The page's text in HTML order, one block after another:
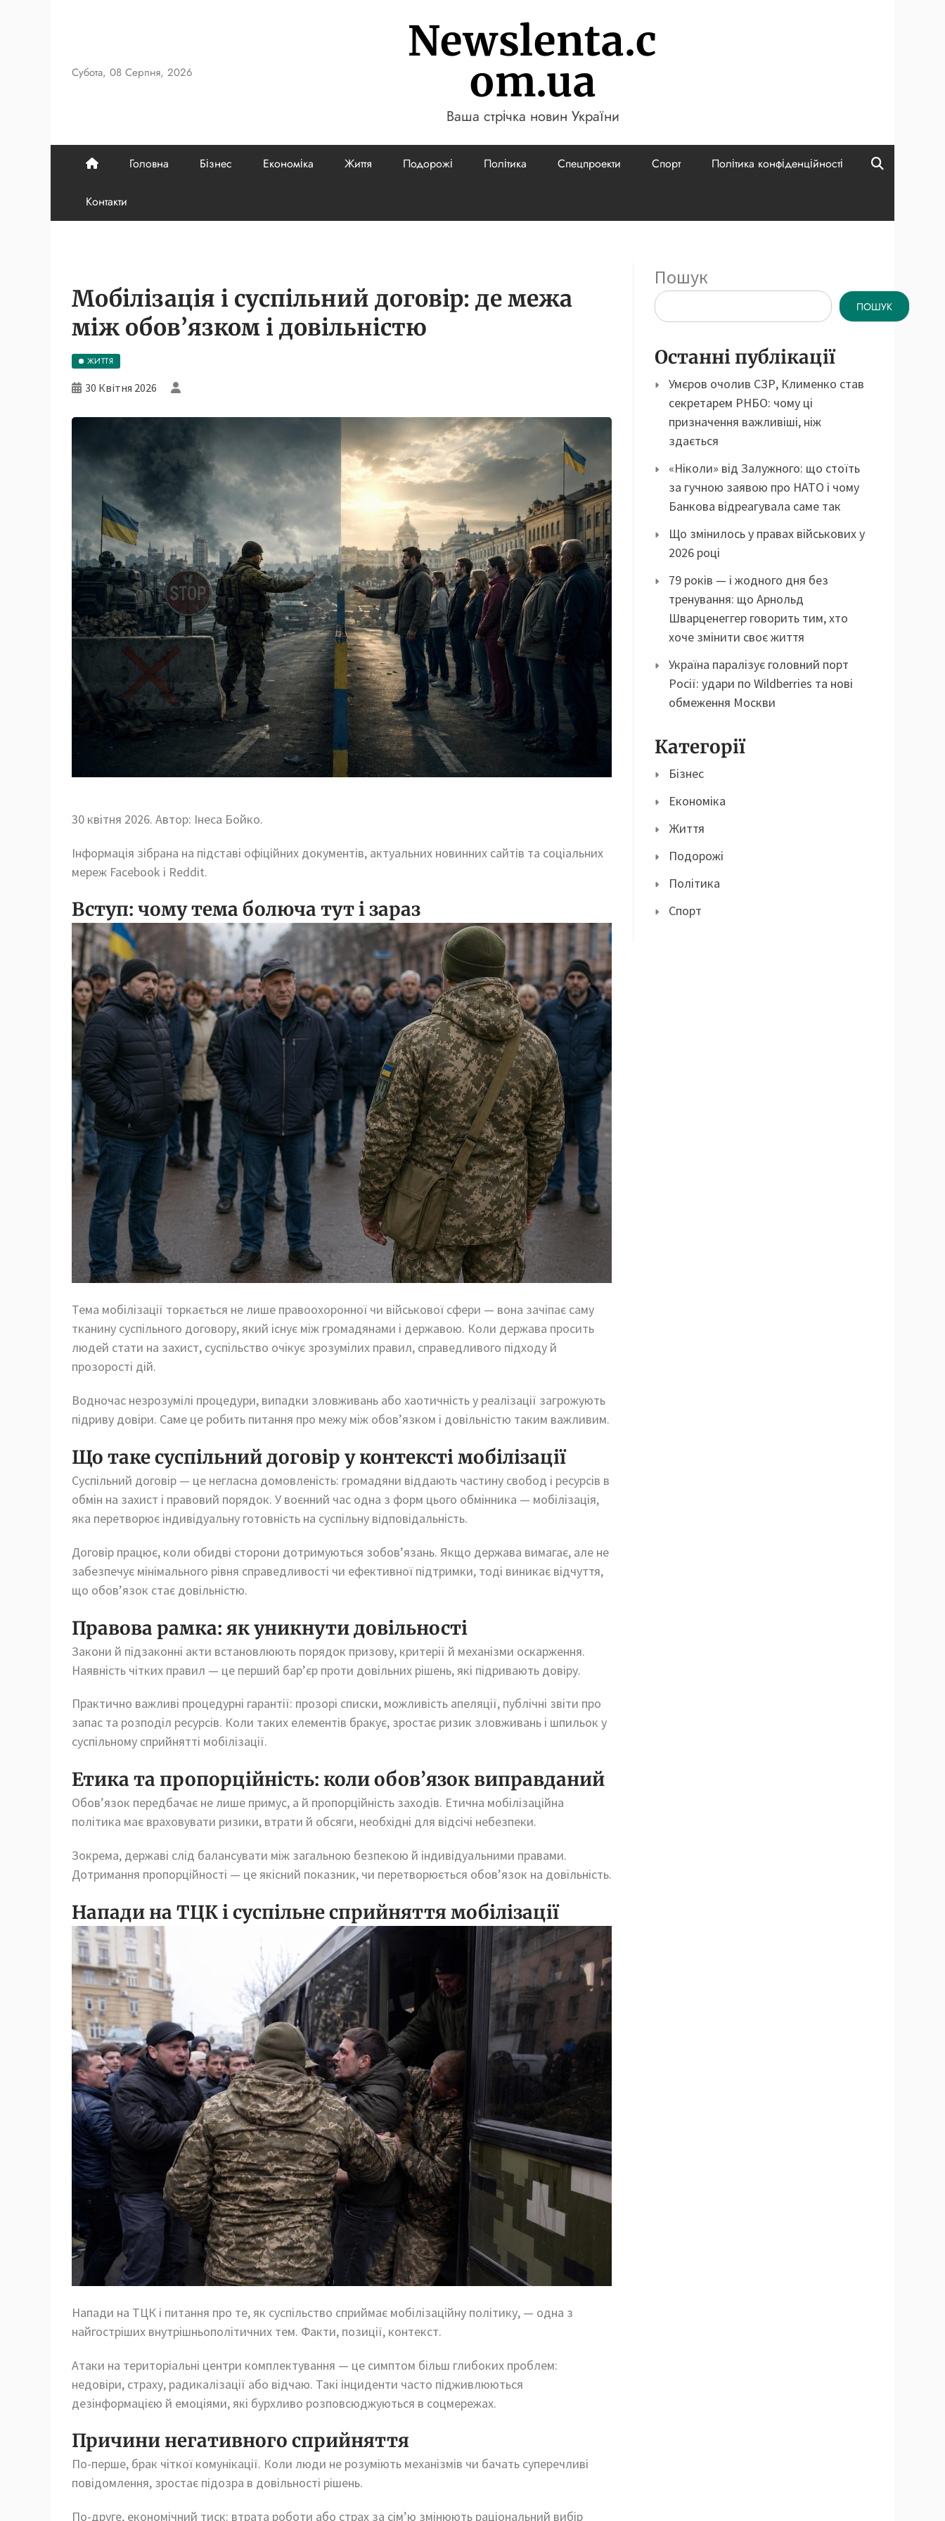
Субота, 08 Серпня, 2026
Newslenta.c
om.ua
Ваша стрічка новин України
Головна Бізнес Економіка Життя Подорожі Політика Спецпроекти Спорт Політика конфіденційності
Контакти
Мобілізація і суспільний договір: де межа
між обов’язком і довільністю
ЖИТТЯ
30 Квітня 2026
30 квітня 2026. Автор: Інеса Бойко.
Інформація зібрана на підставі офіційних документів, актуальних новинних сайтів та соціальних
мереж Facebook і Reddit.
Вступ: чому тема болюча тут і зараз
Тема мобілізації торкається не лише правоохоронної чи військової сфери — вона зачіпає саму
тканину суспільного договору, який існує між громадянами і державою. Коли держава просить
людей стати на захист, суспільство очікує зрозумілих правил, справедливого підходу й
прозорості дій.
Водночас незрозумілі процедури, випадки зловживань або хаотичність у реалізації загрожують
підриву довіри. Саме це робить питання про межу між обов’язком і довільністю таким важливим.
Що таке суспільний договір у контексті мобілізації
Суспільний договір — це негласна домовленість: громадяни віддають частину свобод і ресурсів в
обмін на захист і правовий порядок. У воєнний час одна з форм цього обмінника — мобілізація,
яка перетворює індивідуальну готовність на суспільну відповідальність.
Договір працює, коли обидві сторони дотримуються зобов’язань. Якщо держава вимагає, але не
забезпечує мінімального рівня справедливості чи ефективної підтримки, тоді виникає відчуття,
що обов’язок стає довільністю.
Правова рамка: як уникнути довільності
Закони й підзаконні акти встановлюють порядок призову, критерії й механізми оскарження.
Наявність чітких правил — це перший бар’єр проти довільних рішень, які підривають довіру.
Практично важливі процедурні гарантії: прозорі списки, можливість апеляції, публічні звіти про
запас та розподіл ресурсів. Коли таких елементів бракує, зростає ризик зловживань і шпильок у
суспільному сприйнятті мобілізації.
Етика та пропорційність: коли обов’язок виправданий
Обов’язок передбачає не лише примус, а й пропорційність заходів. Етична мобілізаційна
політика має враховувати ризики, втрати й обсяги, необхідні для відсічі небезпеки.
Зокрема, державі слід балансувати між загальною безпекою й індивідуальними правами.
Дотримання пропорційності — це якісний показник, чи перетворюється обов’язок на довільність.
Напади на ТЦК і суспільне сприйняття мобілізації
Напади на ТЦК і питання про те, як суспільство сприймає мобілізаційну політику, — одна з
найгостріших внутрішньополітичних тем. Факти, позиції, контекст.
Атаки на територіальні центри комплектування — це симптом більш глибоких проблем:
недовіри, страху, радикалізації або відчаю. Такі інциденти часто підживлюються
дезінформацією й емоціями, які бурхливо розповсюджуються в соцмережах.
Причини негативного сприйняття
По-перше, брак чіткої комунікації. Коли люди не розуміють механізмів чи бачать суперечливі
повідомлення, зростає підозра в довільності рішень.
По-друге, економічний тиск: втрата роботи або страх за сім’ю змінюють раціональний вибір
Пошук
ПОШУК
Останні публікації
Умєров очолив СЗР, Клименко став
секретарем РНБО: чому ці
призначення важливіші, ніж
здається
«Ніколи» від Залужного: що стоїть
за гучною заявою про НАТО і чому
Банкова відреагувала саме так
Що змінилось у правах військових у
2026 році
79 років — і жодного дня без
тренування: що Арнольд
Шварценеггер говорить тим, хто
хоче змінити своє життя
Україна паралізує головний порт
Росії: удари по Wildberries та нові
обмеження Москви
Категорії
Бізнес
Економіка
Життя
Подорожі
Політика
Спорт